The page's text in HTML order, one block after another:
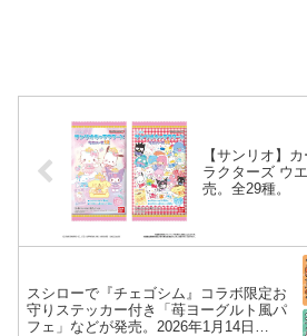
【サンリオ】
ラクターズ ウ
売。全29種。
スシローで『チェゴシム』コラボ限定お
守りステッカー付き「苺ヨーグルト風パ
フェ」などが発売。2026年1月14日